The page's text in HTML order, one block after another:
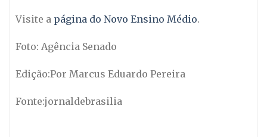
Visite a página do Novo Ensino Médio.
Foto: Agência Senado
Edição:Por Marcus Eduardo Pereira
Fonte:jornaldebrasilia